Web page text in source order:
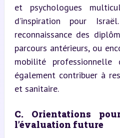
et psychologues
d’inspiration pour
reconnaissance des
parcours antérieurs, ou
mobilité professionnelle
également contribuer à
et sanitaire.
C. Orientations
l’évaluation future